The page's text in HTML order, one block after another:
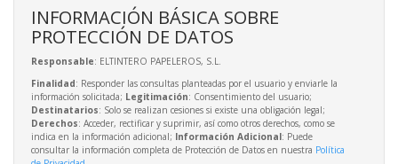
INFORMACIÓN BÁSICA SOBRE
PROTECCIÓN DE DATOS
Responsable: ELTINTERO PAPELEROS, S.L.
Finalidad: Responder las consultas planteadas por el usuario y enviarle la
información solicitada; Legitimación: Consentimiento del usuario;
Destinatarios: Solo se realizan cesiones si existe una obligación legal;
Derechos: Acceder, rectificar y suprimir, así como otros derechos, como se
indica en la información adicional; Información Adicional: Puede
consultar la información completa de Protección de Datos en nuestra Política